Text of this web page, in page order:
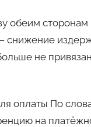
обеим
снижение
не
оплаты По
на